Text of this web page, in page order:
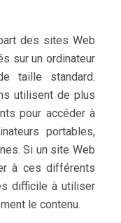
des sites Web
sur un ordinateur
taille standard.
utilisent de plus
pour accéder à
portables,
Si un site Web
à ces différents
difficile à utiliser
le contenu.